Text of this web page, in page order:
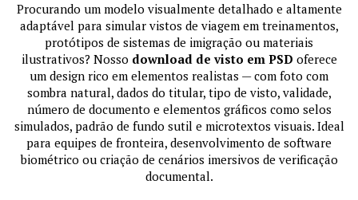
Procurando um modelo visualmente detalhado e altamente
adaptável para simular vistos de viagem em treinamentos,
protótipos de sistemas de imigração ou materiais
ilustrativos? Nosso download de visto em PSD oferece
um design rico em elementos realistas — com foto com
sombra natural, dados do titular, tipo de visto, validade,
número de documento e elementos gráficos como selos
simulados, padrão de fundo sutil e microtextos visuais. Ideal
para equipes de fronteira, desenvolvimento de software
biométrico ou criação de cenários imersivos de verificação
documental.